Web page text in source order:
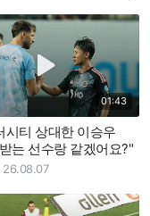
01:43
시티 상대한 이승우
는 선수랑 같겠어요?"
26.08.07